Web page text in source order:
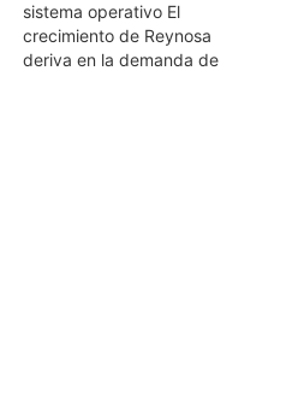
sistema operativo El
crecimiento de Reynosa
deriva en la demanda de